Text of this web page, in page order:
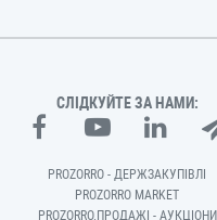
СЛІДКУЙТЕ ЗА НАМИ:
PROZORRO - ДЕРЖЗАКУПІВЛІ
PROZORRO MARKET
PROZORRO.ПРОДАЖІ - АУКЦІОНИ